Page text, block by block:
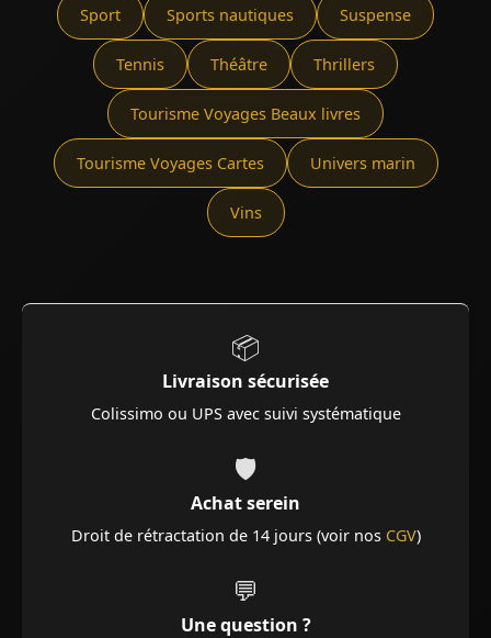
Sport Sports nautiques Suspense
Tennis Théâtre Thrillers
Tourisme Voyages Beaux livres
Tourisme Voyages Cartes Univers marin
Vins
📦
Livraison sécurisée
Colissimo ou UPS avec suivi systématique
🛡️
Achat serein
Droit de rétractation de 14 jours (voir nos CGV)
💬
Une question ?